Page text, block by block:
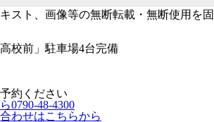
スト、画像等の無断転載・無断使用を固
校前」駐車場4台完備